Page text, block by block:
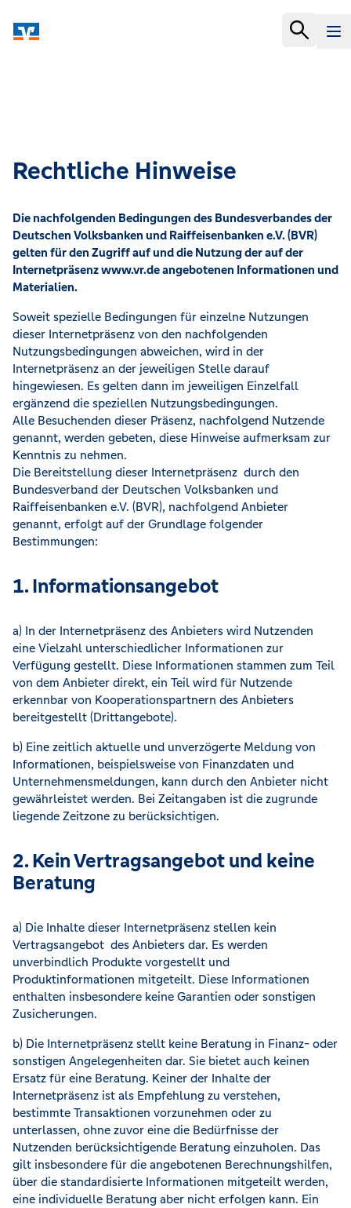
Rechtliche Hinweise
Die nachfolgenden Bedingungen des Bundesverbandes der
Deutschen Volksbanken und Raiffeisenbanken e.V. (BVR)
gelten für den Zugriff auf und die Nutzung der auf der
Internetpräsenz www.vr.de angebotenen Informationen und
Materialien.
Soweit spezielle Bedingungen für einzelne Nutzungen
dieser Internetpräsenz von den nachfolgenden
Nutzungsbedingungen abweichen, wird in der
Internetpräsenz an der jeweiligen Stelle darauf
hingewiesen. Es gelten dann im jeweiligen Einzelfall
ergänzend die speziellen Nutzungsbedingungen.
Alle Besuchenden dieser Präsenz, nachfolgend Nutzende
genannt, werden gebeten, diese Hinweise aufmerksam zur
Kenntnis zu nehmen.
Die Bereitstellung dieser Internetpräsenz durch den
Bundesverband der Deutschen Volksbanken und
Raiffeisenbanken e.V. (BVR), nachfolgend Anbieter
genannt, erfolgt auf der Grundlage folgender
Bestimmungen:
1. Informationsangebot
a) In der Internetpräsenz des Anbieters wird Nutzenden
eine Vielzahl unterschiedlicher Informationen zur
Verfügung gestellt. Diese Informationen stammen zum Teil
von dem Anbieter direkt, ein Teil wird für Nutzende
erkennbar von Kooperationspartnern des Anbieters
bereitgestellt (Drittangebote).
b) Eine zeitlich aktuelle und unverzögerte Meldung von
Informationen, beispielsweise von Finanzdaten und
Unternehmensmeldungen, kann durch den Anbieter nicht
gewährleistet werden. Bei Zeitangaben ist die zugrunde
liegende Zeitzone zu berücksichtigen.
2. Kein Vertragsangebot und keine
Beratung
a) Die Inhalte dieser Internetpräsenz stellen kein
Vertragsangebot des Anbieters dar. Es werden
unverbindlich Produkte vorgestellt und
Produktinformationen mitgeteilt. Diese Informationen
enthalten insbesondere keine Garantien oder sonstigen
Zusicherungen.
b) Die Internetpräsenz stellt keine Beratung in Finanz- oder
sonstigen Angelegenheiten dar. Sie bietet auch keinen
Ersatz für eine Beratung. Keiner der Inhalte der
Internetpräsenz ist als Empfehlung zu verstehen,
bestimmte Transaktionen vorzunehmen oder zu
unterlassen, ohne zuvor eine die Bedürfnisse der
Nutzenden berücksichtigende Beratung einzuholen. Das
gilt insbesondere für die angebotenen Berechnungshilfen,
über die standardisierte Informationen mitgeteilt werden,
eine individuelle Beratung aber nicht erfolgen kann. Ein